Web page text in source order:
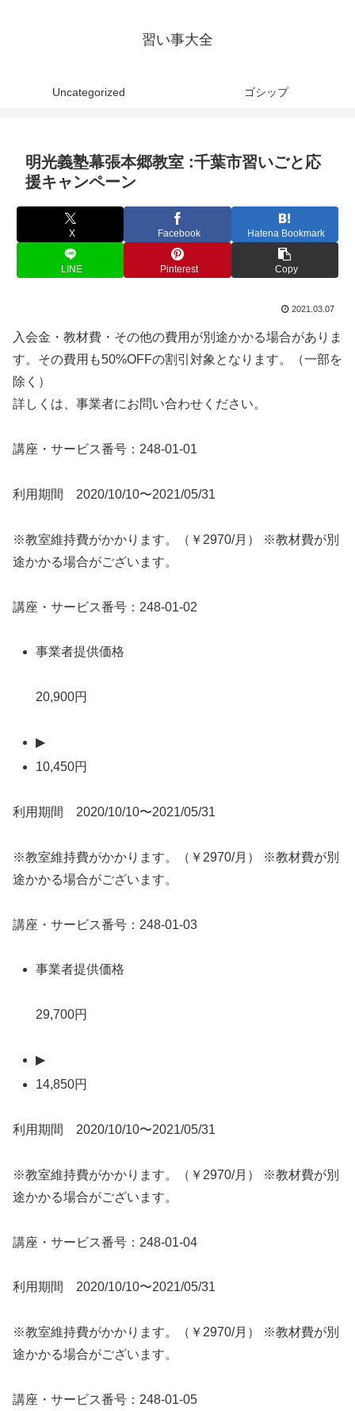
習い事大全
Uncategorized ゴシップ
明光義塾幕張本郷教室 :千葉市習いごと応
援キャンペーン
X Facebook Hatena Bookmark
LINE Pinterest Copy
2021.03.07
入会金・教材費・その他の費用が別途かかる場合がありま
す。その費用も50%OFFの割引対象となります。（一部を
除く）
詳しくは、事業者にお問い合わせください。
講座・サービス番号：248-01-01
利用期間 2020/10/10〜2021/05/31
※教室維持費がかかります。（￥2970/月） ※教材費が別
途かかる場合がございます。
講座・サービス番号：248-01-02
事業者提供価格
20,900円
▶
10,450円
利用期間 2020/10/10〜2021/05/31
※教室維持費がかかります。（￥2970/月） ※教材費が別
途かかる場合がございます。
講座・サービス番号：248-01-03
事業者提供価格
29,700円
▶
14,850円
利用期間 2020/10/10〜2021/05/31
※教室維持費がかかります。（￥2970/月） ※教材費が別
途かかる場合がございます。
講座・サービス番号：248-01-04
利用期間 2020/10/10〜2021/05/31
※教室維持費がかかります。（￥2970/月） ※教材費が別
途かかる場合がございます。
講座・サービス番号：248-01-05